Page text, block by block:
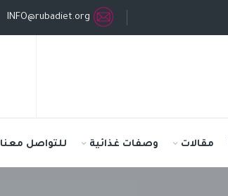
INFO@rubadiet.org
مقالات وصفات غذائية للتواصل معنا